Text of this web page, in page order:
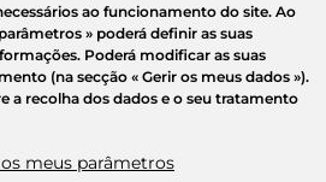
ao funcionamento do site. Ao
» poderá definir as suas
Poderá modificar as suas
(na secção « Gerir os meus dados »).
a recolha dos dados e o seu tratamento
meus parâmetros